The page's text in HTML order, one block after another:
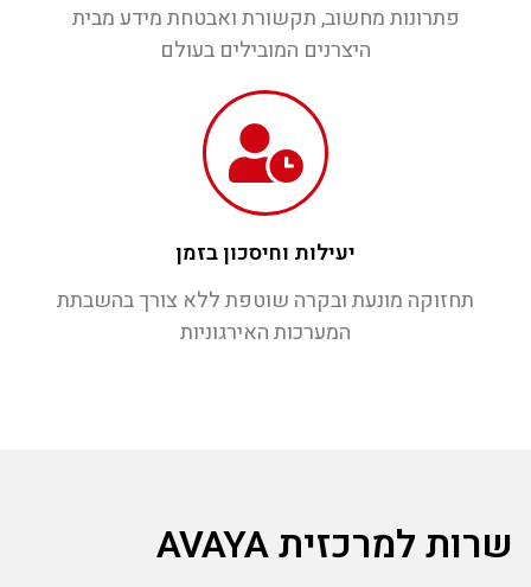
פתרונות מחשוב, תקשורת ואבטחת מידע מבית
היצרנים המובילים בעולם
יעילות וחיסכון בזמן
תחזוקה מונעת ובקרה שוטפת ללא צורך בהשבתת
המערכות האירגוניות
שרות למרכזית AVAYA